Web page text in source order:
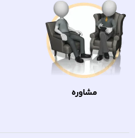
مشاوره